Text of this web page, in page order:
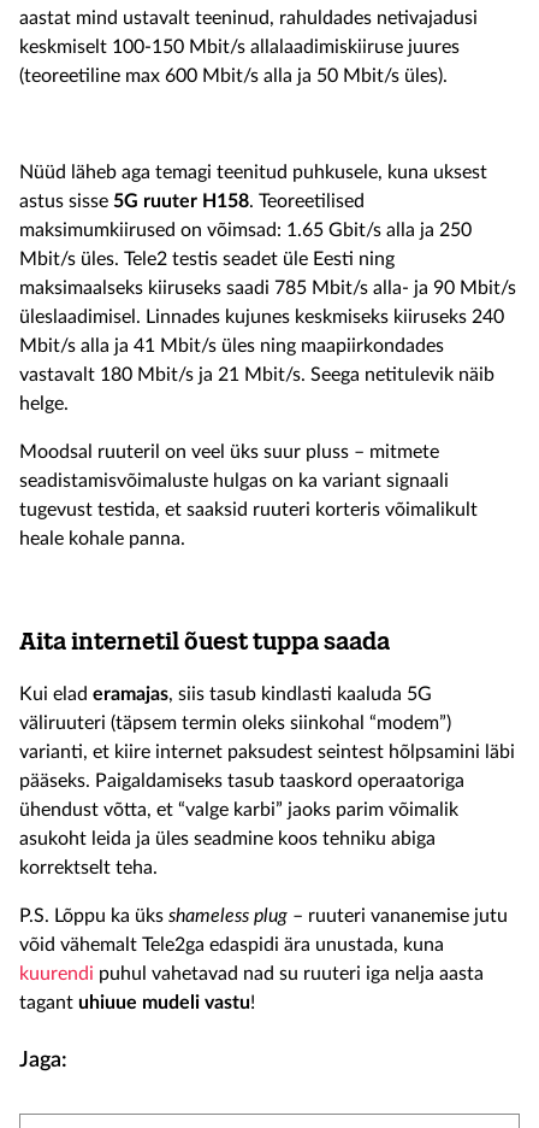
aastat mind ustavalt teeninud, rahuldades netivajadusi
keskmiselt 100-150 Mbit/s allalaadimiskiiruse juures
(teoreetiline max 600 Mbit/s alla ja 50 Mbit/s üles).
Nüüd läheb aga temagi teenitud puhkusele, kuna uksest
astus sisse 5G ruuter H158. Teoreetilised
maksimumkiirused on võimsad: 1.65 Gbit/s alla ja 250
Mbit/s üles. Tele2 testis seadet üle Eesti ning
maksimaalseks kiiruseks saadi 785 Mbit/s alla- ja 90 Mbit/s
üleslaadimisel. Linnades kujunes keskmiseks kiiruseks 240
Mbit/s alla ja 41 Mbit/s üles ning maapiirkondades
vastavalt 180 Mbit/s ja 21 Mbit/s. Seega netitulevik näib
helge.
Moodsal ruuteril on veel üks suur pluss – mitmete
seadistamisvõimaluste hulgas on ka variant signaali
tugevust testida, et saaksid ruuteri korteris võimalikult
heale kohale panna.
Aita internetil õuest tuppa saada
Kui elad eramajas, siis tasub kindlasti kaaluda 5G
väliruuteri (täpsem termin oleks siinkohal “modem”)
varianti, et kiire internet paksudest seintest hõlpsamini läbi
pääseks. Paigaldamiseks tasub taaskord operaatoriga
ühendust võtta, et “valge karbi” jaoks parim võimalik
asukoht leida ja üles seadmine koos tehniku abiga
korrektselt teha.
P.S. Lõppu ka üks shameless plug – ruuteri vananemise jutu
võid vähemalt Tele2ga edaspidi ära unustada, kuna
kuurendi puhul vahetavad nad su ruuteri iga nelja aasta
tagant uhiuue mudeli vastu!
Jaga: